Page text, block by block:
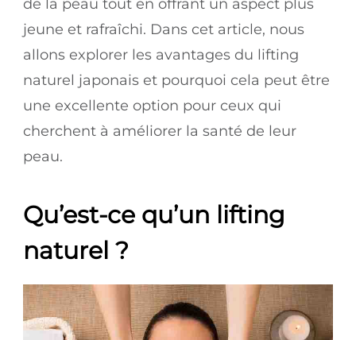
de la peau tout en offrant un aspect plus
jeune et rafraîchi. Dans cet article, nous
allons explorer les avantages du lifting
naturel japonais et pourquoi cela peut être
une excellente option pour ceux qui
cherchent à améliorer la santé de leur
peau.
Qu’est-ce qu’un lifting
naturel ?